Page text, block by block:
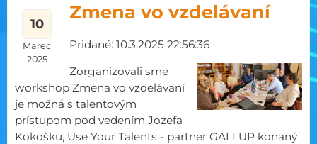
10
Marec
2025
Zmena vo vzdelávaní
Pridané: 10.3.2025 22:56:36
Zorganizovali sme
workshop Zmena vo vzdelávaní
je možná s talentovým
prístupom pod vedením Jozefa
Kokošku, Use Your Talents - partner GALLUP konaný